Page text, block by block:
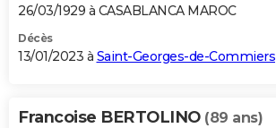
26/03/1929 à CASABLANCA MAROC
Décès
13/01/2023 à Saint-Georges-de-Commiers
Francoise BERTOLINO (89 ans)